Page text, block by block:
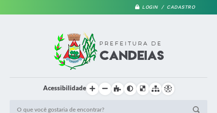
LOGIN / CADASTRO
Acessibilidade